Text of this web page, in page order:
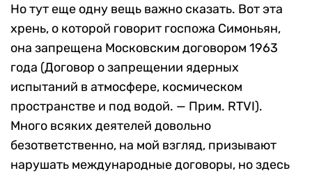
Но тут еще одну вещь важно сказать. Вот эта
хрень, о которой говорит госпожа Симоньян,
она запрещена Московским договором 1963
года (Договор о запрещении ядерных
испытаний в атмосфере, космическом
пространстве и под водой. — Прим. RTVI).
Много всяких деятелей довольно
безответственно, на мой взгляд, призывают
нарушать международные договоры, но здесь